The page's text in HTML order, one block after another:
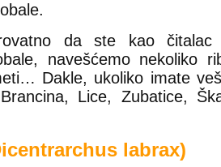
da ste kao čitalac
navešćemo nekoliko
Dakle, ukoliko imate
Lice, Zubatice,
labrax)